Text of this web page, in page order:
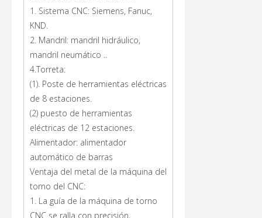
1. Sistema CNC: Siemens, Fanuc,
KND.
2. Mandril: mandril hidráulico,
mandril neumático ..
4.Torreta:
(1). Poste de herramientas eléctricas
de 8 estaciones.
(2) puesto de herramientas
eléctricas de 12 estaciones.
Alimentador: alimentador
automático de barras
Ventaja del metal de la máquina del
torno del CNC:
1. La guía de la máquina de torno
CNC se ralla con precisión,